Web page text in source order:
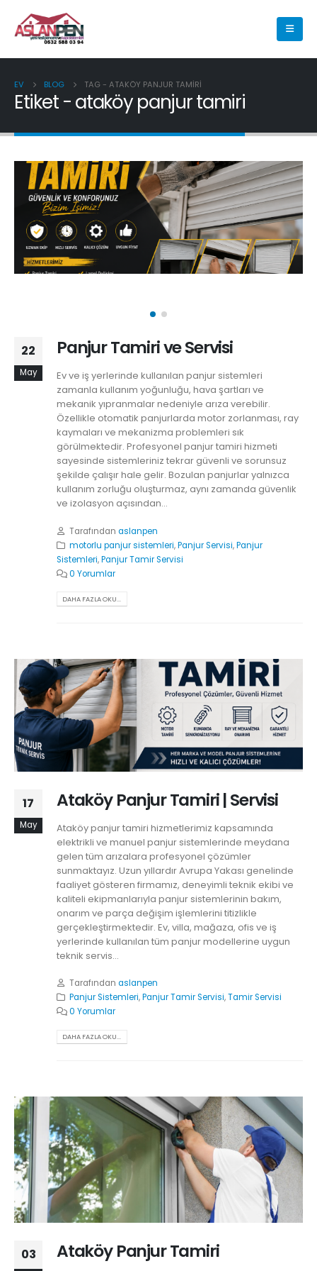
EV BLOG TAG - ATAKÖY PANJUR TAMIRI
Etiket - ataköy panjur tamiri
22
May
Panjur Tamiri ve Servisi
Ev ve iş yerlerinde kullanılan panjur sistemleri
zamanla kullanım yoğunluğu, hava şartları ve
mekanik yıpranmalar nedeniyle arıza verebilir.
Özellikle otomatik panjurlarda motor zorlanması, ray
kaymaları ve mekanizma problemleri sık
görülmektedir. Profesyonel panjur tamiri hizmeti
sayesinde sistemleriniz tekrar güvenli ve sorunsuz
şekilde çalışır hale gelir. Bozulan panjurlar yalnızca
kullanım zorluğu oluşturmaz, aynı zamanda güvenlik
ve izolasyon açısından...
Tarafından aslanpen
motorlu panjur sistemleri,Panjur Servisi,Panjur
Sistemleri,Panjur Tamir Servisi
0 Yorumlar
DAHA FAZLA OKU...
17
May
Ataköy Panjur Tamiri | Servisi
Ataköy panjur tamiri hizmetlerimiz kapsamında
elektrikli ve manuel panjur sistemlerinde meydana
gelen tüm arızalara profesyonel çözümler
sunmaktayız. Uzun yıllardır Avrupa Yakası genelinde
faaliyet gösteren firmamız, deneyimli teknik ekibi ve
kaliteli ekipmanlarıyla panjur sistemlerinin bakım,
onarım ve parça değişim işlemlerini titizlikle
gerçekleştirmektedir. Ev, villa, mağaza, ofis ve iş
yerlerinde kullanılan tüm panjur modellerine uygun
teknik servis...
Tarafından aslanpen
Panjur Sistemleri,Panjur Tamir Servisi,Tamir Servisi
0 Yorumlar
DAHA FAZLA OKU...
03 Ataköy Panjur Tamiri